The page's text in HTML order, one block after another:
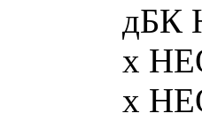
дБК
х НЕОС
х НЕОС